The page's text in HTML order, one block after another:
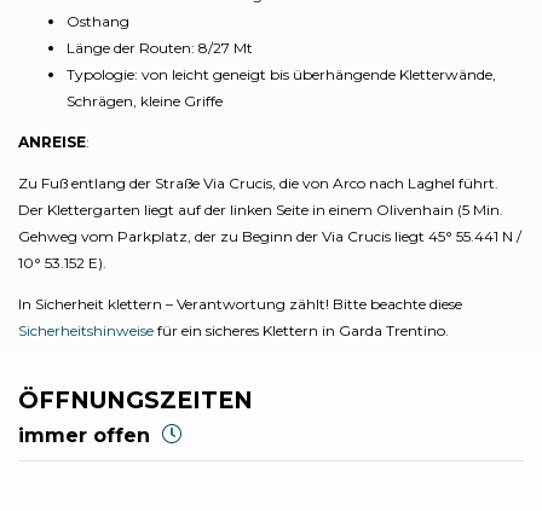
Osthang
Länge der Routen: 8/27 Mt
Typologie: von leicht geneigt bis überhängende Kletterwände,
Schrägen, kleine Griffe
ANREISE:
Zu Fuß entlang der Straße Via Crucis, die von Arco nach Laghel führt.
Der Klettergarten liegt auf der linken Seite in einem Olivenhain (5 Min.
Gehweg vom Parkplatz, der zu Beginn der Via Crucis liegt 45° 55.441 N /
10° 53.152 E).
In Sicherheit klettern – Verantwortung zählt! Bitte beachte diese
Sicherheitshinweise für ein sicheres Klettern in Garda Trentino.
ÖFFNUNGSZEITEN
immer offen